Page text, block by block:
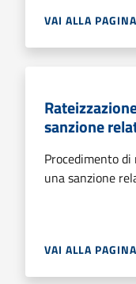
VAI ALLA PAGINA
sanzione
Procedimento
una sanzione
VAI ALLA PAGINA